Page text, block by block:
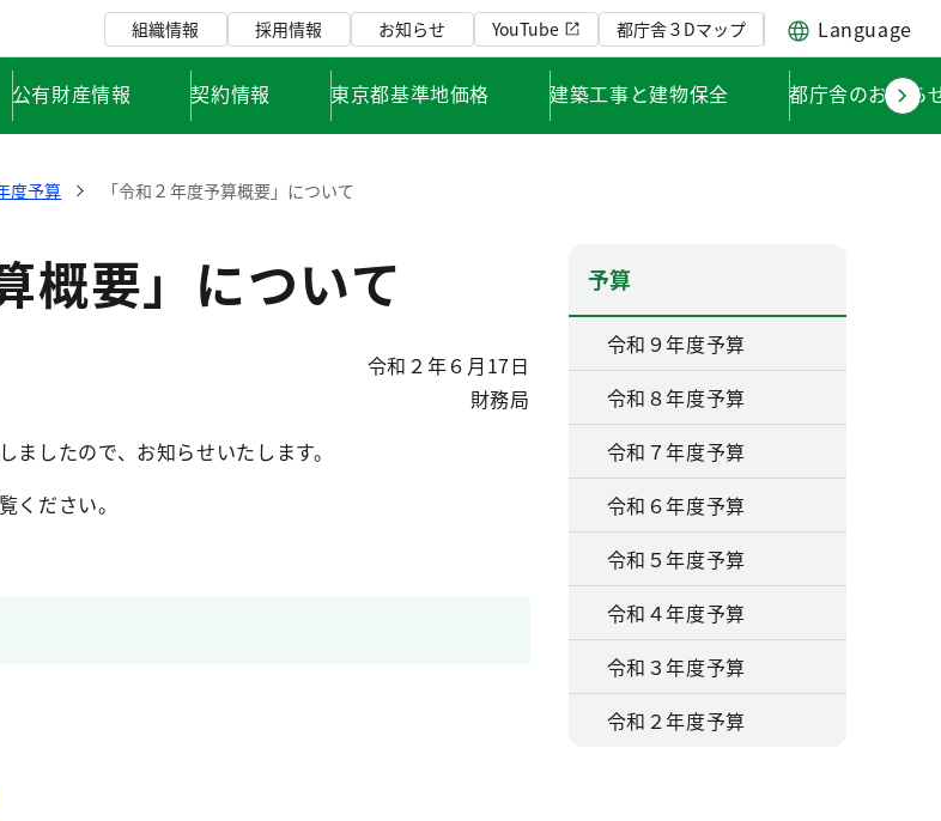
組織情報 採用情報 お知らせ YouTube 都庁舎３Dマップ Language
公有財産情報 契約情報 東京都基準地価格 建築工事と建物保全 都庁舎のお知ら
度予算 「令和２年度予算概要」について
概要」について
令和２年６月17日
財務局
したので、お知らせいたします。
ください。
予算
令和９年度予算
令和８年度予算
令和７年度予算
令和６年度予算
令和５年度予算
令和４年度予算
令和３年度予算
令和２年度予算